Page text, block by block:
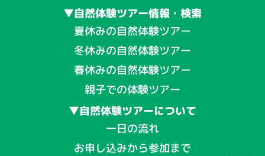
▼自然体験ツアー情報・検索
夏休みの自然体験ツアー
冬休みの自然体験ツアー
春休みの自然体験ツアー
親子での体験ツアー
▼自然体験ツアーについて
一日の流れ
お申し込みから参加まで